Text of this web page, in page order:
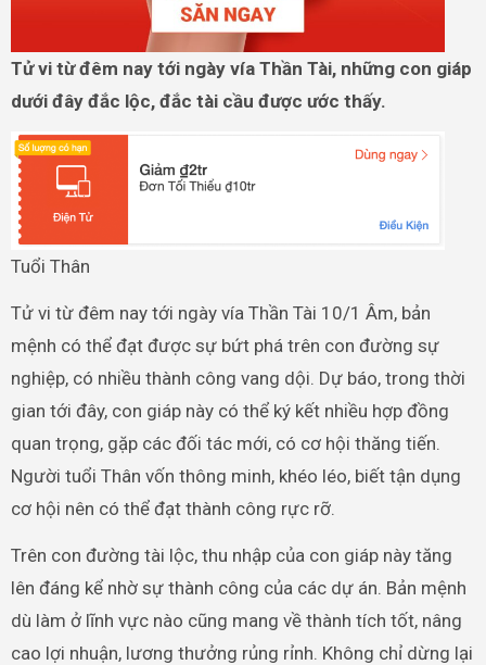
Tử vi từ đêm nay tới ngày vía Thần Tài, những con giáp
dưới đây đắc lộc, đắc tài cầu được ước thấy.
Tuổi Thân
Tử vi từ đêm nay tới ngày vía Thần Tài 10/1 Âm, bản
mệnh có thể đạt được sự bứt phá trên con đường sự
nghiệp, có nhiều thành công vang dội. Dự báo, trong thời
gian tới đây, con giáp này có thể ký kết nhiều hợp đồng
quan trọng, gặp các đối tác mới, có cơ hội thăng tiến.
Người tuổi Thân vốn thông minh, khéo léo, biết tận dụng
cơ hội nên có thể đạt thành công rực rỡ.
Trên con đường tài lộc, thu nhập của con giáp này tăng
lên đáng kể nhờ sự thành công của các dự án. Bản mệnh
dù làm ở lĩnh vực nào cũng mang về thành tích tốt, nâng
cao lợi nhuận, lương thưởng rủng rỉnh. Không chỉ dừng lại